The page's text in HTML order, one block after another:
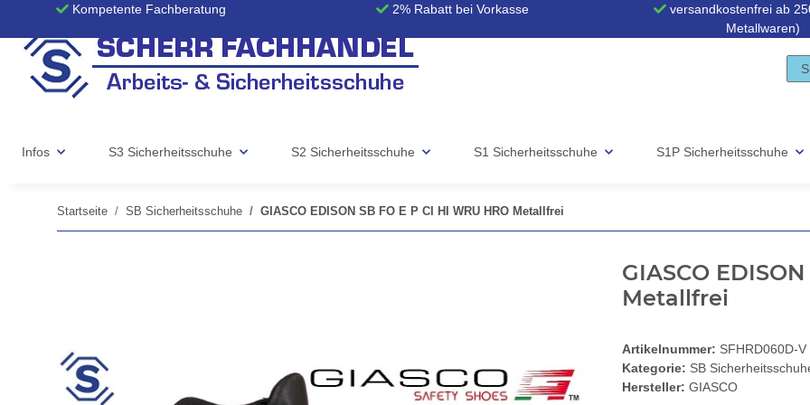
Kompetente Fachberatung 2% Rabatt bei Vorkasse
versandkostenfrei ab
Metallwaren)
Infos S3 Sicherheitsschuhe S2 Sicherheitsschuhe S1 Sicherheitsschuhe S1P Sicherheitsschuhe
Startseite SB Sicherheitsschuhe GIASCO EDISON SB FO E P CI HI WRU HRO Metallfrei
GIASCO
Metallfrei
Artikelnummer: SFHRD060D-V
Kategorie: SB
Hersteller: GIASCO